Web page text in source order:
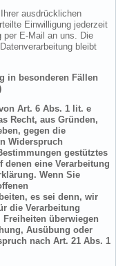
ausdrücklichen
Einwilligung jederzeit
per E-Mail an uns. Die
bleibt
in besonderen Fällen
Art. 6 Abs. 1 lit. e
Recht, aus Gründen,
gegen die
Widerspruch
gestütztes
eine Verarbeitung
Wenn Sie
es sei denn, wir
die Verarbeitung
überwiegen
Ausübung oder
nach Art. 21 Abs. 1